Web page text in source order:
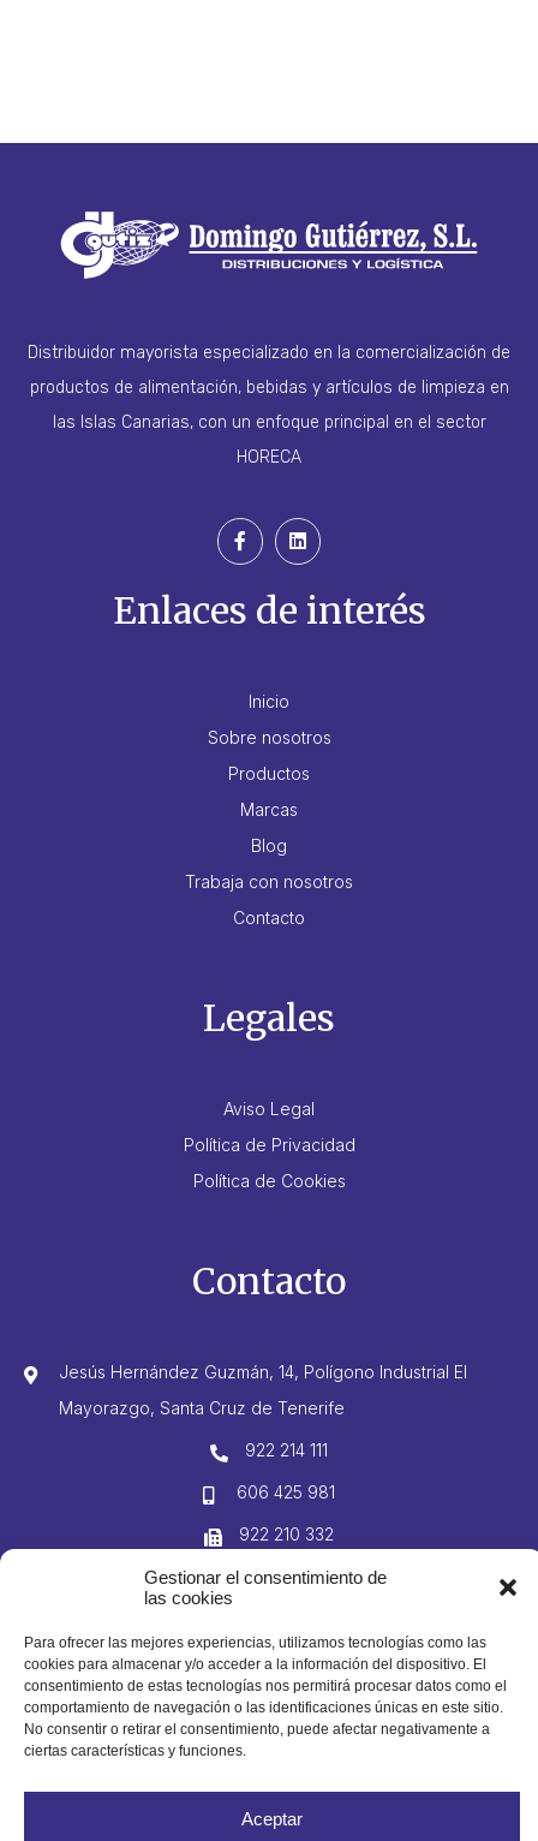
Gestionar el consentimiento de
las cookies
Para ofrecer las mejores experiencias, utilizamos tecnologías como las
cookies para almacenar y/o acceder a la información del dispositivo. El
consentimiento de estas tecnologías nos permitirá procesar datos como el
comportamiento de navegación o las identificaciones únicas en este sitio.
No consentir o retirar el consentimiento, puede afectar negativamente a
ciertas características y funciones.
Aceptar
Distribuidor mayorista especializado en la comercialización de
productos de alimentación, bebidas y artículos de limpieza en
las Islas Canarias, con un enfoque principal en el sector
HORECA
Enlaces de interés
Inicio
Sobre nosotros
Productos
Marcas
Blog
Trabaja con nosotros
Contacto
Legales
Aviso Legal
Política de Privacidad
Política de Cookies
Contacto
Jesús Hernández Guzmán, 14, Polígono Industrial El
Mayorazgo, Santa Cruz de Tenerife
922 214 111
606 425 981
922 210 332
info@domingogutierrez.com
© 2023 Domingo Gutiérrez S. L. Todos los derechos reservados